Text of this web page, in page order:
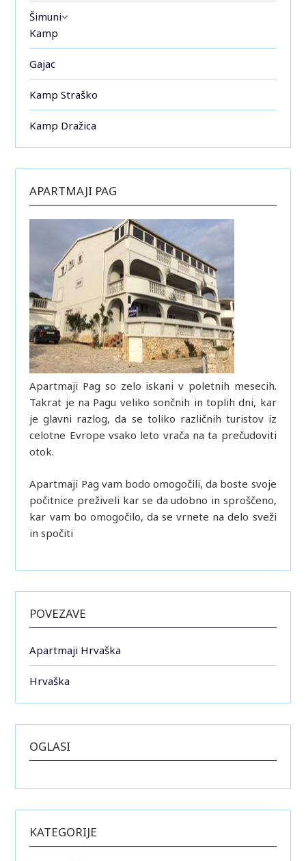
Šimuni
Kamp
Gajac
Kamp Straško
Kamp Dražica
APARTMAJI PAG
Apartmaji Pag so zelo iskani v poletnih mesecih.
Takrat je na Pagu veliko sončnih in toplih dni, kar
je glavni razlog, da se toliko različnih turistov iz
celotne Evrope vsako leto vrača na ta prečudoviti
otok.
Apartmaji Pag vam bodo omogočili, da boste svoje
počitnice preživeli kar se da udobno in sproščeno,
kar vam bo omogočilo, da se vrnete na delo sveži
in spočiti
POVEZAVE
Apartmaji Hrvaška
Hrvaška
OGLASI
KATEGORIJE